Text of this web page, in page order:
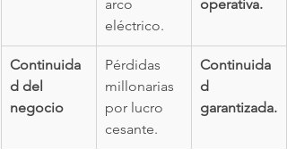
arco
eléctrico.
operativa.
Continuida
d del
negocio
Pérdidas
millonarias
por lucro
cesante.
Continuida
d
garantizada.